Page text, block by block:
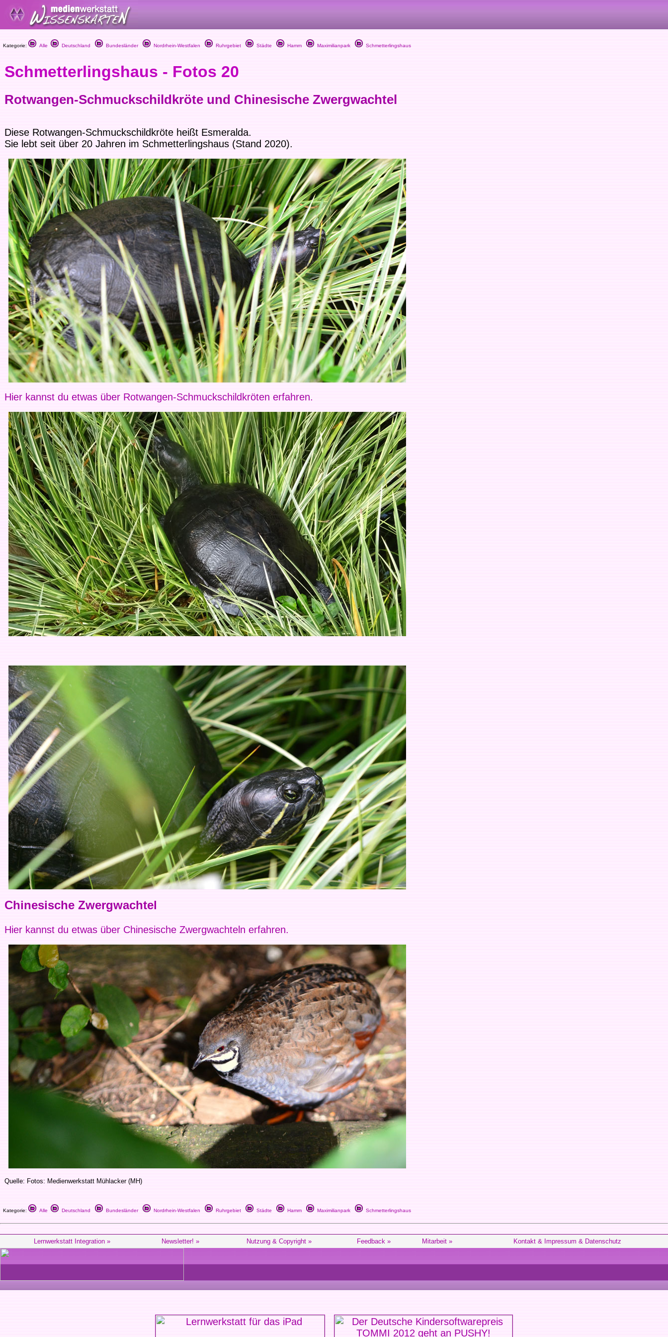
Kategorie: Alle Deutschland Bundesländer Nordrhein-Westfalen Ruhrgebiet Städte Hamm Maximilianpark Schmetterlingshaus
Schmetterlingshaus - Fotos 20
Rotwangen-Schmuckschildkröte und Chinesische Zwergwachtel
Diese Rotwangen-Schmuckschildkröte heißt Esmeralda.
Sie lebt seit über 20 Jahren im Schmetterlingshaus (Stand 2020).
Hier kannst du etwas über Rotwangen-Schmuckschildkröten erfahren.
Chinesische Zwergwachtel
Hier kannst du etwas über Chinesische Zwergwachteln erfahren.
Quelle: Fotos: Medienwerkstatt Mühlacker (MH)
Kategorie: Alle Deutschland Bundesländer Nordrhein-Westfalen Ruhrgebiet Städte Hamm Maximilianpark Schmetterlingshaus
Lernwerkstatt Integration » Newsletter! » Nutzung & Copyright » Feedback » Mitarbeit » Kontakt & Impressum & Datenschutz